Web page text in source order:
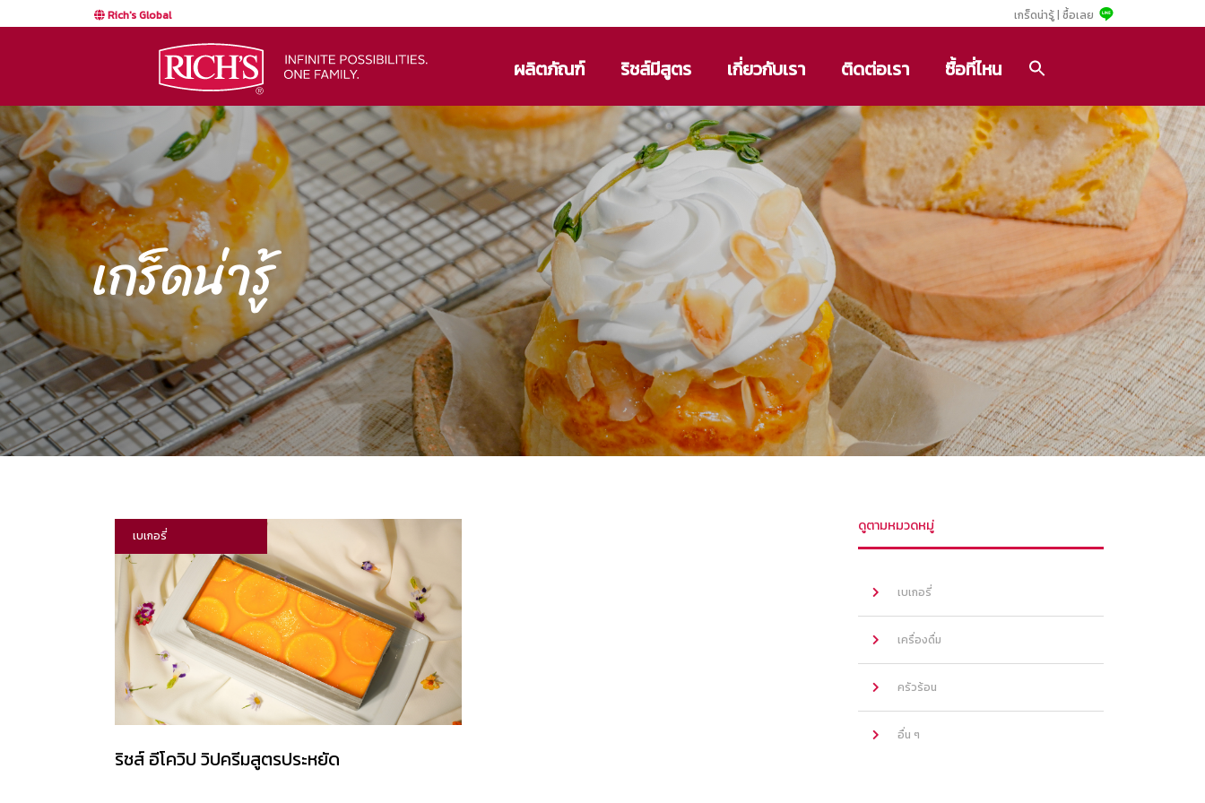
Rich's Global เกร็ดน่ารู้ | ซื้อเลย
ผลิตภัณฑ์ ริชส์มีสูตร เกี่ยวกับเรา ติดต่อเรา ซื้อที่ไหน
เกร็ดน่ารู้
เบเกอรี่
ริชส์ อีโควิป วิปครีมสูตรประหยัด
ดูตามหมวดหมู่
เบเกอรี่
เครื่องดื่ม
ครัวร้อน
อื่น ๆ